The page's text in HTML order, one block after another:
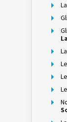
La
Gli
Gli
La
Le
Le
Le